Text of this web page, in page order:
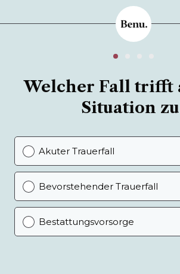
Welcher Fall trifft
Situation
Akuter Trauerfall
Bevorstehender Trauerfall
Bestattungsvorsorge